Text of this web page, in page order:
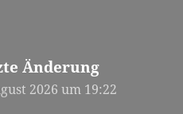
Änderung
2026 um 19:22